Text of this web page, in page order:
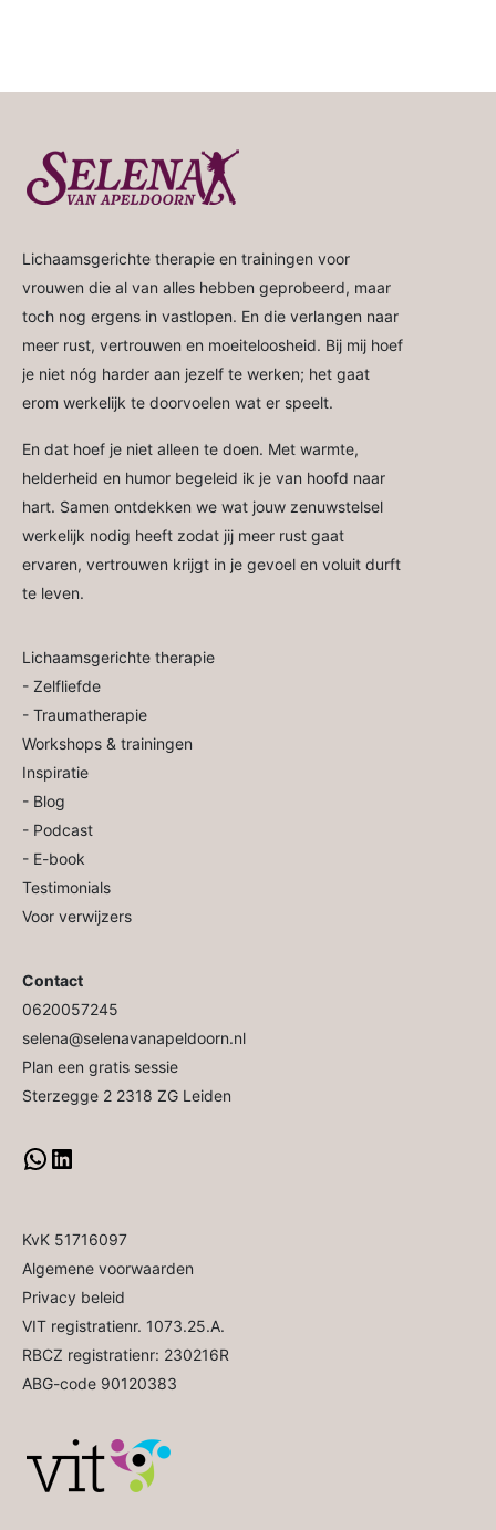
Lichaamsgerichte therapie en trainingen voor
vrouwen die al van alles hebben geprobeerd, maar
toch nog ergens in vastlopen. En die verlangen naar
meer rust, vertrouwen en moeiteloosheid. Bij mij hoef
je niet nóg harder aan jezelf te werken; het gaat
erom werkelijk te doorvoelen wat er speelt.
En dat hoef je niet alleen te doen. Met warmte,
helderheid en humor begeleid ik je van hoofd naar
hart. Samen ontdekken we wat jouw zenuwstelsel
werkelijk nodig heeft zodat jij meer rust gaat
ervaren, vertrouwen krijgt in je gevoel en voluit durft
te leven.
Lichaamsgerichte therapie
- Zelfliefde
- Traumatherapie
Workshops & trainingen
Inspiratie
- Blog
- Podcast
- E-book
Testimonials
Voor verwijzers
Contact
0620057245
selena@selenavanapeldoorn.nl
Plan een gratis sessie
Sterzegge 2 2318 ZG Leiden
KvK 51716097
Algemene voorwaarden
Privacy beleid
VIT registratienr. 1073.25.A.
RBCZ registratienr: 230216R
ABG-code 90120383